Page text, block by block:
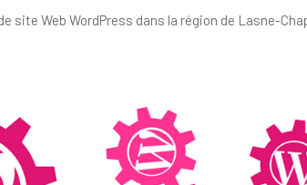
site Web WordPress dans la région de Lasne-